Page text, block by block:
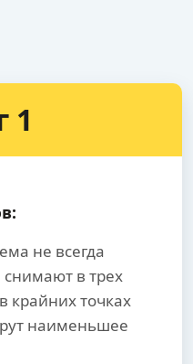
1
не всегда
снимают в трех
крайних точках
наименьшее